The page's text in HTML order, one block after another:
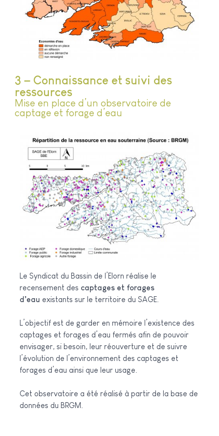
3 – Connaissance et suivi des
ressources
Mise en place d’un observatoire de
captage et forage d’eau
Le Syndicat du Bassin de l’Elorn réalise le
recensement des captages et forages
d’eau existants sur le territoire du SAGE.
L’objectif est de garder en mémoire l’existence des
captages et forages d’eau fermés afin de pouvoir
envisager, si besoin, leur réouverture et de suivre
l’évolution de l’environnement des captages et
forages d’eau ainsi que leur usage.
Cet observatoire a été réalisé à partir de la base de
données du BRGM.